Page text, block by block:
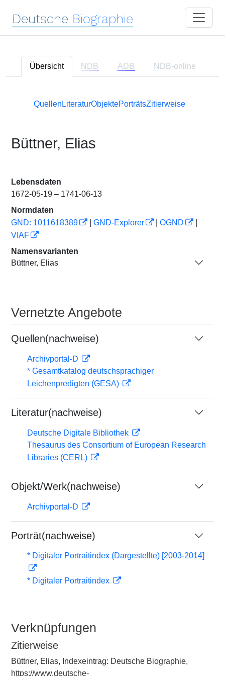
Deutsche Biographie
Übersicht NDB ADB NDB-online
Quellen LiteraturObjektePorträtsZitierweise
Büttner, Elias
Lebensdaten
1672-05-19 – 1741-06-13
Normdaten
GND: 1011618389
GND-Explorer OGND
VIAF
Namensvarianten
Büttner, Elias
Vernetzte Angebote
Quellen(nachweise)
Archivportal-D
* Gesamtkatalog deutschsprachiger
Leichenpredigten (GESA)
Literatur(nachweise)
Deutsche Digitale Bibliothek
Thesaurus des Consortium of European Research
Libraries (CERL)
Objekt/Werk(nachweise)
Archivportal-D
Porträt(nachweise)
* Digitaler Portraitindex (Dargestellte) [2003-2014]
* Digitaler Portraitindex
Verknüpfungen
Zitierweise
Büttner, Elias, Indexeintrag: Deutsche Biographie,
https://www.deutsche-